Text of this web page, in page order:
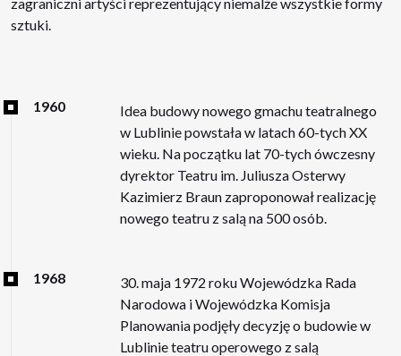
sztuki.
1960
Idea budowy nowego gmachu teatralnego
w Lublinie powstała w latach 60-tych XX
wieku. Na początku lat 70-tych ówczesny
dyrektor Teatru im. Juliusza Osterwy
Kazimierz Braun zaproponował realizację
nowego teatru z salą na 500 osób.
1968
30. maja 1972 roku Wojewódzka Rada
Narodowa i Wojewódzka Komisja
Planowania podjęły decyzję o budowie w
Lublinie teatru operowego z salą